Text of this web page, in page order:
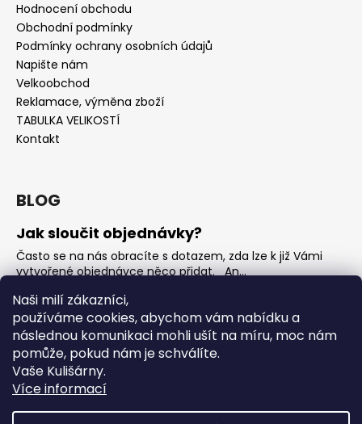
Naši milí zákazníci,
používáme cookies, abychom vám nabídku a
následnou komunikaci mohli ušít na míru, moc nám
pomůže, pokud nám je schválíte.
Vaše Kulišárny.
Více informací
Hodnocení obchodu
Obchodní podmínky
Podmínky ochrany osobních údajů
Napište nám
Velkoobchod
Reklamace, výměna zboží
TABULKA VELIKOSTÍ
Kontakt
BLOG
Jak sloučit objednávky?
Často se na nás obracíte s dotazem, zda lze k již Vámi
vytvořené objednávce něco přidat. An...
Jak vybrat rostoucí overal na jaro?
Nejčastější otázka, kterou od Vás teď dostáváme je, jak
vybrat rostoucí overal na nadcházející jarní...
OVERALY jaké jsou mezi nimi rozdíly
Overaly jsou velmi oblíbeným kouskem. Snadno se
oblékají, nevykasávají se a přebalování je hračka. ...